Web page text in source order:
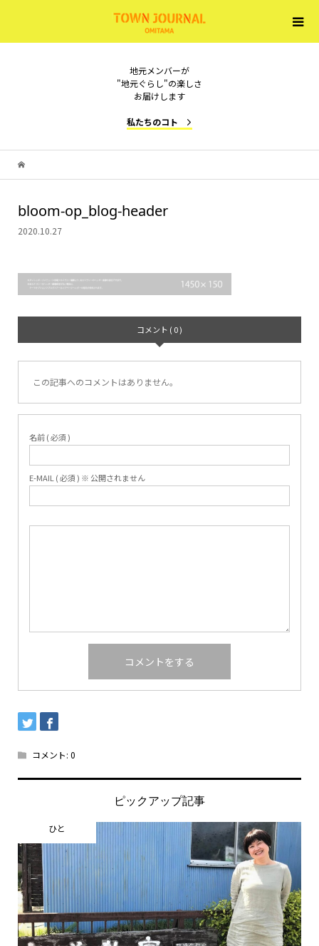
地元メンバーが
"地元ぐらし"の楽しさ
お届けします
私たちのコト
bloom-op_blog-header
2020.10.27
コメント ( 0 )
この記事へのコメントはありません。
名前 ( 必須 )
E-MAIL ( 必須 ) ※ 公開されません
コメント: 0
ピックアップ記事
ひと